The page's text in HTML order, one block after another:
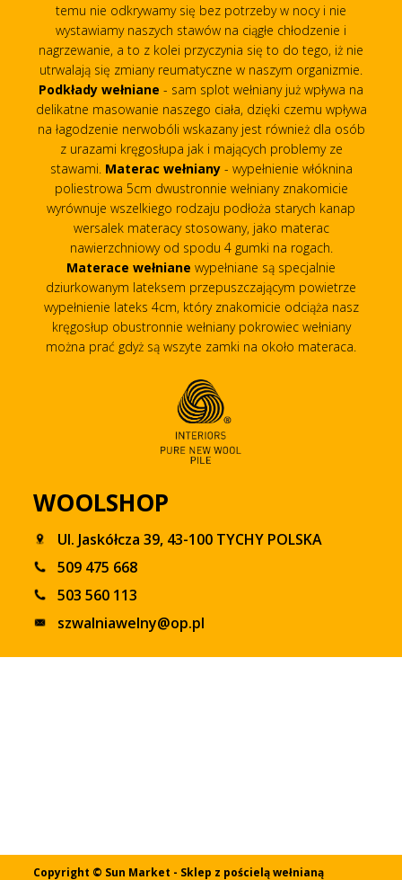
temu nie odkrywamy się bez potrzeby w nocy i nie
wystawiamy naszych stawów na ciągłe chłodzenie i
nagrzewanie, a to z kolei przyczynia się to do tego, iż nie
utrwalają się zmiany reumatyczne w naszym organizmie.
Podkłady wełniane - sam splot wełniany już wpływa na
delikatne masowanie naszego ciała, dzięki czemu wpływa
na łagodzenie nerwobóli wskazany jest również dla osób
z urazami kręgosłupa jak i mających problemy ze
stawami. Materac wełniany- wypełnienie włóknina
poliestrowa 5cm dwustronnie wełniany znakomicie
wyrównuje wszelkiego rodzaju podłoża starych kanap
wersalek materacy stosowany, jako materac
nawierzchniowy od spodu 4 gumki na rogach.
Materace wełniane wypełniane są specjalnie
dziurkowanym lateksem przepuszczającym powietrze
wypełnienie lateks 4cm, który znakomicie odciąża nasz
kręgosłup obustronnie wełniany pokrowiec wełniany
można prać gdyż są wszyte zamki na około materaca.
WOOLSHOP
Ul. Jaskółcza 39, 43-100 TYCHY POLSKA
509 475 668
503 560 113
szwalniawelny@op.pl
Copyright © Sun Market - Sklep z pościelą wełnianą